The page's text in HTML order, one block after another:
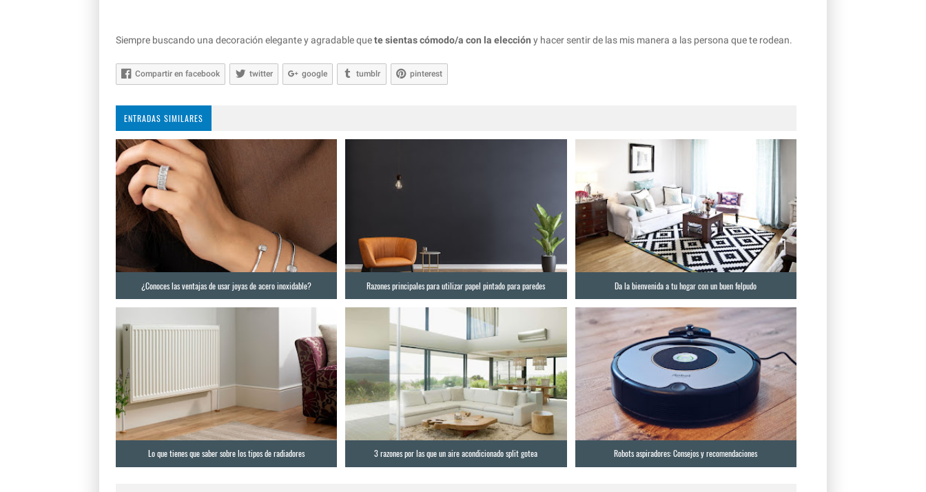
Siempre buscando una decoración elegante y agradable quete sientas cómodo/a con la elección y hacer sentir de las mis manera a las persona que te rodean.
Compartir en facebook twitter google tumblr pinterest
ENTRADAS SIMILARES
¿Conoces las ventajas de usar joyas de acero inoxidable? Razones principales para utilizar papel pintado para paredes Da la bienvenida a tu hogar con un buen felpudo
Lo que tienes que saber sobre los tipos de radiadores 3 razones por las que un aire acondicionado split gotea Robots aspiradores: Consejos y recomendaciones